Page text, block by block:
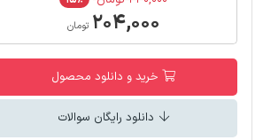
۲۰۴,۰۰۰ تومان
خرید و دانلود محصول
دانلود رایگان سوالات